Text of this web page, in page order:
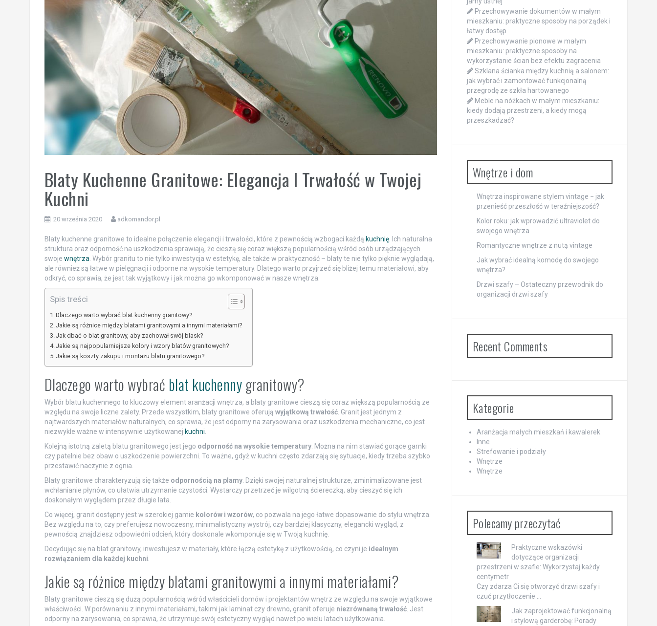
Blaty Kuchenne Granitowe: Elegancja I Trwałość w Twojej
Kuchni
20 września 2020 adkomandor.pl
Blaty kuchenne granitowe to idealne połączenie elegancji i trwałości, które z pewnością wzbogaci każdą kuchnię. Ich naturalna
struktura oraz odporność na uszkodzenia sprawiają, że cieszą się coraz większą popularnością wśród osób urządzających
swoje wnętrza . Wybór granitu to nie tylko inwestycja w estetykę, ale także w praktyczność – blaty te nie tylko pięknie wyglądają,
ale również są łatwe w pielęgnacji i odporne na wysokie temperatury. Dlatego warto przyjrzeć się bliżej temu materiałowi, aby
odkryć, co sprawia, że jest tak wyjątkowy i jak można go wkomponować w nasze wnętrza.
Spis treści
Dlaczego warto wybrać blat kuchenny granitowy?
Jakie są różnice między blatami granitowymi a innymi materiałami?
Jak dbać o blat granitowy, aby zachował swój blask?
Jakie są najpopularniejsze kolory i wzory blatów granitowych?
Jakie są koszty zakupu i montażu blatu granitowego?
Dlaczego warto wybrać blat kuchennygranitowy?
Wybór blatu kuchennego to kluczowy element aranżacji wnętrza, a blaty granitowe cieszą się coraz większą popularnością ze
względu na swoje liczne zalety. Przede wszystkim, blaty granitowe oferują wyjątkową trwałość. Granit jest jednym z
najtwardszych materiałów naturalnych, co sprawia, że jest odporny na zarysowania oraz uszkodzenia mechaniczne, co jest
niezwykle ważne w intensywnie użytkowanej kuchni
Kolejną istotną zaletą blatu granitowego jest jego odporność na wysokie temperatury. Można na nim stawiać gorące garnki
czy patelnie bez obaw o uszkodzenie powierzchni. To ważne, gdyż w kuchni często zdarzają się sytuacje, kiedy trzeba szybko
przestawić naczynie z ognia.
Blaty granitowe charakteryzują się także odpornością na plamy. Dzięki swojej naturalnej strukturze, zminimalizowane jest
wchłanianie płynów, co ułatwia utrzymanie czystości. Wystarczy przetrzeć je wilgotną ściereczką, aby cieszyć się ich
doskonałym wyglądem przez długie lata.
Co więcej, granit dostępny jest w szerokiej gamie kolorów i wzorów, co pozwala na jego łatwe dopasowanie do stylu wnętrza.
Bez względu na to, czy preferujesz nowoczesny, minimalistyczny wystrój, czy bardziej klasyczny, elegancki wygląd, z
pewnością znajdziesz odpowiedni odcień, który doskonale wkomponuje się w Twoją kuchnię.
Decydując się na blat granitowy, inwestujesz w materiały, które łączą estetykę z użytkowością, co czyni je idealnym
rozwiązaniem dla każdej kuchni
Jakie są różnice między blatami granitowymi a innymi materiałami?
Blaty granitowe cieszą się dużą popularnością wśród właścicieli domów i projektantów wnętrz ze względu na swoje wyjątkowe
właściwości. W porównaniu z innymi materiałami, takimi jak laminat czy drewno, granit oferuje niezrównaną trwałość. Jest
odporny na zarysowania, co sprawia, że utrzymuje swój estetyczny wygląd nawet po wielu latach użytkowania.
Przechowywanie dokumentów w małym
mieszkaniu: praktyczne sposoby na porządek i
łatwy dostęp
Przechowywanie pionowe w małym
mieszkaniu: praktyczne sposoby na
wykorzystanie ścian bez efektu zagracenia
Szklana ścianka między kuchnią a salonem:
jak wybrać i zamontować funkcjonalną
przegrodę ze szkła hartowanego
Meble na nóżkach w małym mieszkaniu:
kiedy dodają przestrzeni, a kiedy mogą
przeszkadzać?
Wnętrze i dom
Wnętrza inspirowane stylem vintage − jak
przenieść przeszłość w teraźniejszość?
Kolor roku: jak wprowadzić ultraviolet do
swojego wnętrza
Romantyczne wnętrze z nutą vintage
Jak wybrać idealną komodę do swojego
wnętrza?
Drzwi szafy – Ostateczny przewodnik do
organizacji drzwi szafy
Recent Comments
Kategorie
Aranżacja małych mieszkań i kawalerek
Inne
Strefowanie i podziały
Wnętrze
Wnętrze
Polecamy przeczytać
Praktyczne wskazówki
dotyczące organizacji
przestrzeni w szafie: Wykorzystaj każdy
centymetr
Czy zdarza Ci się otworzyć drzwi szafy i
czuć przytłoczenie …
Jak zaprojektować funkcjonalną
i stylową garderobę: Porady